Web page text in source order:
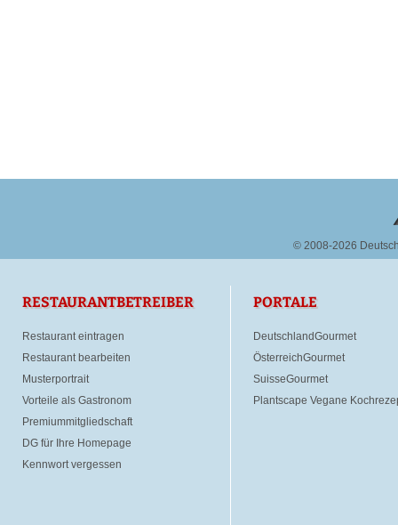
© 2008-2026
RESTAURANTBETREIBER
Restaurant eintragen
Restaurant bearbeiten
Musterportrait
Vorteile als Gastronom
Premiummitgliedschaft
DG für Ihre Homepage
Kennwort vergessen
PORTALE
DeutschlandGourmet
ÖsterreichGourmet
SuisseGourmet
Plantscape Vegane